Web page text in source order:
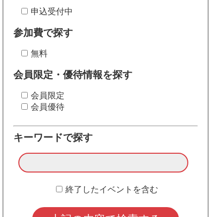
申込受付中
参加費で探す
無料
会員限定・優待情報を探す
会員限定
会員優待
キーワードで探す
終了したイベントを含む